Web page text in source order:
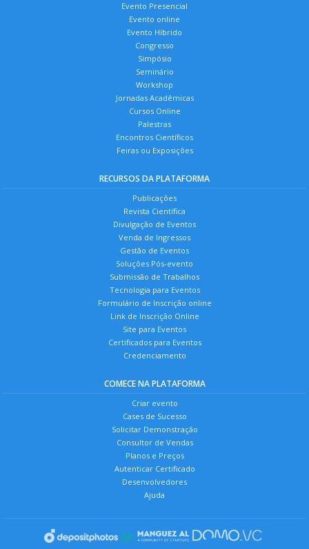
Evento Presencial
Evento online
Evento Híbrido
Congresso
Simpósio
Seminário
Workshop
Jornadas Acadêmicas
Cursos Online
Palestras
Encontros Científicos
Feiras ou Exposições
RECURSOS DA PLATAFORMA
Publicações
Revista Científica
Divulgação de Eventos
Venda de Ingressos
Gestão de Eventos
Soluções Pós-evento
Submissão de Trabalhos
Tecnologia para Eventos
Formulário de Inscrição online
Link de Inscrição Online
Site para Eventos
Certificados para Eventos
Credenciamento
COMECE NA PLATAFORMA
Criar evento
Cases de Sucesso
Solicitar Demonstração
Consultor de Vendas
Planos e Preços
Autenticar Certificado
Desenvolvedores
Ajuda